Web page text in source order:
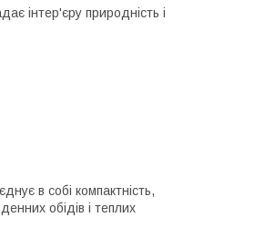
інтер'єру природність і
в собі компактність,
обідів і теплих